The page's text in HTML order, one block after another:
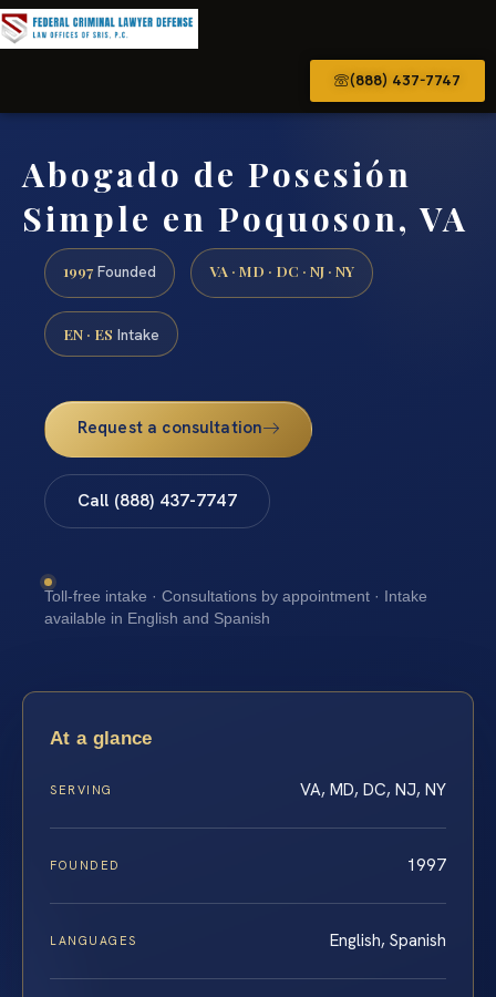
(888) 437-7747
Abogado de Posesión
Simple en Poquoson, VA
1997 Founded VA · MD · DC · NJ · NY
EN · ES Intake
Request a consultation
Call (888) 437-7747
Toll-free intake · Consultations by appointment · Intake
available in English and Spanish
At a glance
SERVING VA, MD, DC, NJ, NY
FOUNDED 1997
LANGUAGES English, Spanish